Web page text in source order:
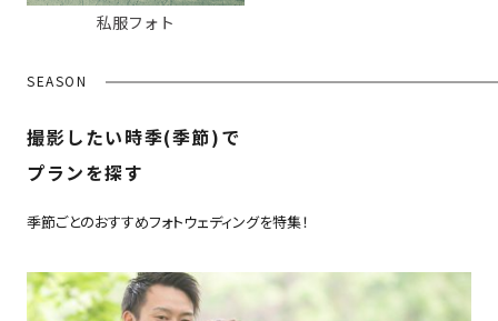
私服フォト
SEASON
撮影したい時季(季節)で
プランを探す
季節ごとのおすすめフォトウェディングを特集！